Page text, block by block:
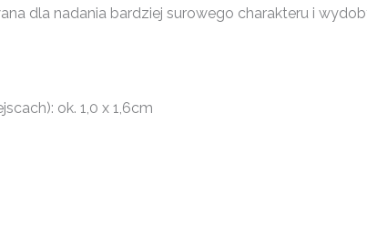
dla nadania bardziej surowego charakteru i
ok. 1,0 x 1,6cm